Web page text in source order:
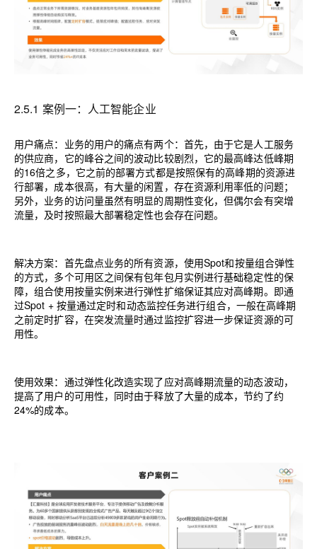
2.5.1 案例一：人工智能企业
用户痛点：业务的用户的痛点有两个：首先，由于它是人工服务
的供应商，它的峰谷之间的波动比较剧烈，它的最高峰达低峰期
的16倍之多，它之前的部署方式都是按照保有的高峰期的资源进
行部署，成本很高，有大量的闲置，存在资源利用率低的问题；
另外，业务的访问量虽然有明显的周期性变化，但偶尔会有突增
流量，及时按照最大部署稳定性也会存在问题。
解决方案：首先盘点业务的所有资源，使用Spot和按量组合弹性
的方式，多个可用区之间保有包年包月实例进行基础稳定性的保
障，组合使用按量实例来进行弹性扩缩保证其应对高峰期。即通
过Spot + 按量通过定时和动态监控任务进行组合，一般在高峰期
之前定时扩容，在突发流量时通过监控扩容进一步保证资源的可
用性。
使用效果：通过弹性化改造实现了应对高峰期流量的动态波动，
提高了用户的可用性，同时由于释放了大量的成本，节约了约
24%的成本。